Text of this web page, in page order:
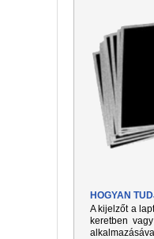
HOGYAN
A kijelzőt a
keretben